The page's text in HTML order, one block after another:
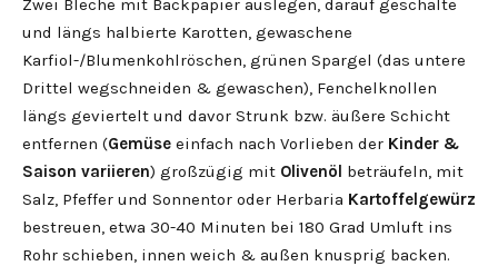
Zwei Bleche mit Backpapier auslegen, darauf geschälte
und längs halbierte Karotten, gewaschene
Karfiol-/Blumenkohlröschen, grünen Spargel (das untere
Drittel wegschneiden & gewaschen), Fenchelknollen
längs geviertelt und davor Strunk bzw. äußere Schicht
entfernen (Gemüse einfach nach Vorlieben der Kinder &
Saison variieren) großzügig mit Olivenöl beträufeln, mit
Salz, Pfeffer und Sonnentor oder Herbaria Kartoffelgewürz
bestreuen, etwa 30-40 Minuten bei 180 Grad Umluft ins
Rohr schieben, innen weich & außen knusprig backen.